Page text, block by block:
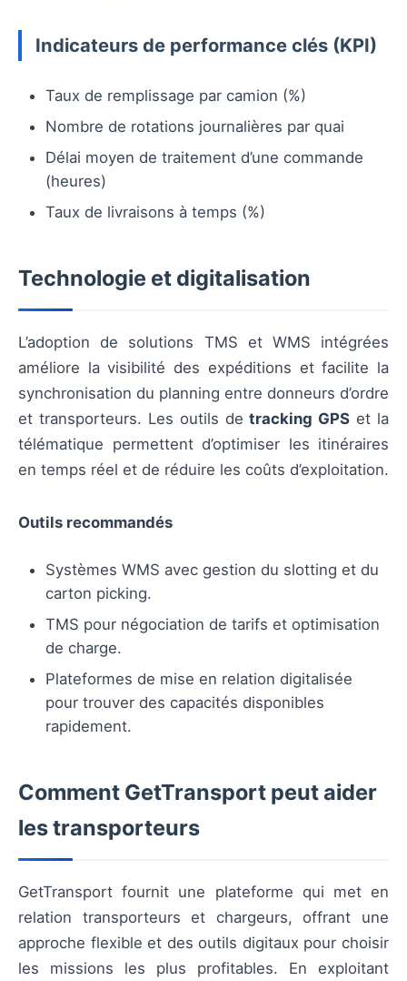
Indicateurs de performance clés (KPI)
Taux de remplissage par camion (%)
Nombre de rotations journalières par quai
Délai moyen de traitement d’une commande
(heures)
Taux de livraisons à temps (%)
Technologie et digitalisation
L’adoption de solutions TMS et WMS intégrées
améliore la visibilité des expéditions et facilite la
synchronisation du planning entre donneurs d’ordre
et transporteurs. Les outils detracking GPS et la
télématique permettent d’optimiser les itinéraires
en temps réel et de réduire les coûts d’exploitation.
Outils recommandés
Systèmes WMS avec gestion du slotting et du
carton picking.
TMS pour négociation de tarifs et optimisation
de charge.
Plateformes de mise en relation digitalisée
pour trouver des capacités disponibles
rapidement.
Comment GetTransport peut aider
les transporteurs
GetTransport fournit une plateforme qui met en
relation transporteurs et chargeurs, offrant une
approche flexible et des outils digitaux pour choisir
les missions les plus profitables. En exploitant